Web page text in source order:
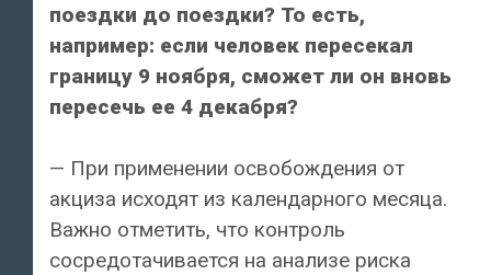
поездки до поездки? То есть,
например: если человек пересекал
границу 9 ноября, сможет ли он вновь
пересечь ее 4 декабря?
— При применении освобождения от
акциза исходят из календарного месяца.
Важно отметить, что контроль
сосредотачивается на анализе риска